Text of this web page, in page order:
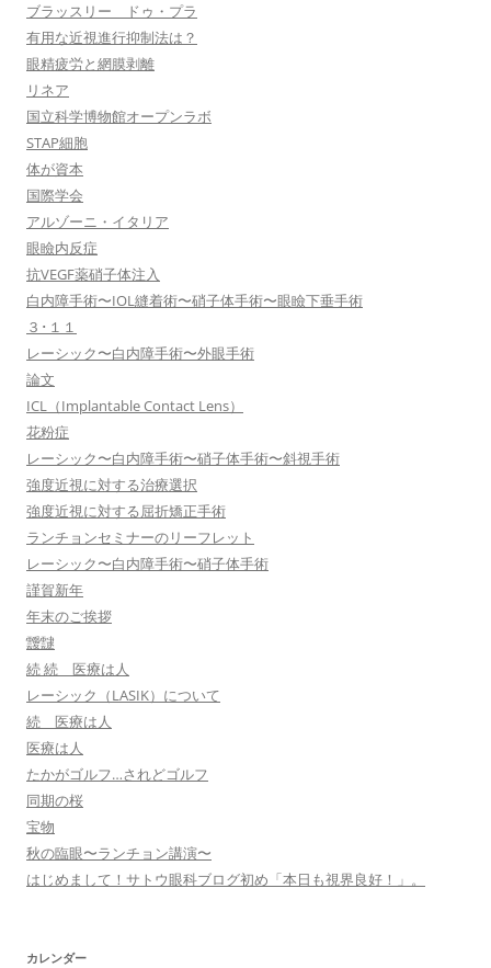
ブラッスリー ドゥ・プラ
有用な近視進行抑制法は？
眼精疲労と網膜剥離
リネア
国立科学博物館オープンラボ
STAP細胞
体が資本
国際学会
アルゾーニ・イタリア
眼瞼内反症
抗VEGF薬硝子体注入
白内障手術〜IOL縫着術〜硝子体手術〜眼瞼下垂手術
３･１１
レーシック〜白内障手術〜外眼手術
論文
ICL（Implantable Contact Lens）
花粉症
レーシック〜白内障手術〜硝子体手術〜斜視手術
強度近視に対する治療選択
強度近視に対する屈折矯正手術
ランチョンセミナーのリーフレット
レーシック〜白内障手術〜硝子体手術
謹賀新年
年末のご挨拶
靉靆
続 続 医療は人
レーシック（LASIK）について
続 医療は人
医療は人
たかがゴルフ…されどゴルフ
同期の桜
宝物
秋の臨眼〜ランチョン講演〜
はじめまして！サトウ眼科ブログ初め「本日も視界良好！」。
カレンダー